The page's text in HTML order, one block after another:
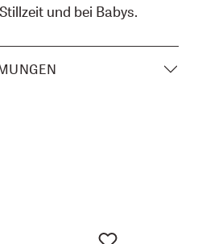
Stillzeit und bei Babys.